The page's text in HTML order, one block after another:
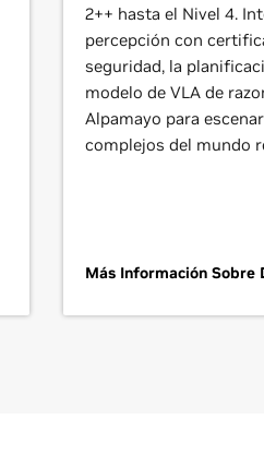
2++ hasta el Nivel 4.
percepción con
seguridad, la
modelo de VLA de
Alpamayo para
complejos del mundo
Más Información Sobre